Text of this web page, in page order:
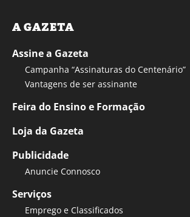
A GAZETA
Assine a Gazeta
Campanha “Assinaturas do Centenário”
Vantagens de ser assinante
Feira do Ensino e Formação
Loja da Gazeta
Publicidade
Anuncie Connosco
Serviços
Emprego e Classificados